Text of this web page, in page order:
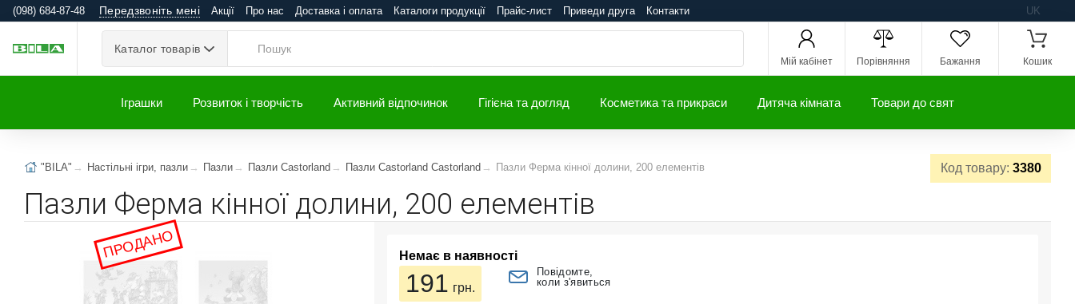
(098) 684-87-48 Передзвоніть мені Акції Про нас Доставка і оплата Каталоги продукції Прайс-лист Приведи друга Контакти UK
Каталог товарів
Мій кабінет Порівняння Бажання Кошик
Іграшки Розвиток і творчість Активний відпочинок Гігієна та догляд Косметика та прикраси Дитяча кімната Товари до свят
Код товару: 3380
"BILA" Настільні ігри, пазли Пазли Пазли Castorland Пазли Castorland Castorland Пазли Ферма кінної долини, 200 елементів
Пазли Ферма кінної долини, 200 елементів
ПРОДАНО Немає в наявності
191 грн.
Повідомте,
коли з'явиться